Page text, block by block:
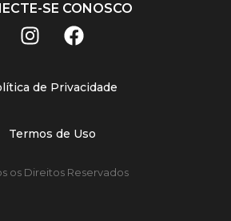
SE CONOSCO
de Privacidade
Termos de Uso
os Direitos Reservados